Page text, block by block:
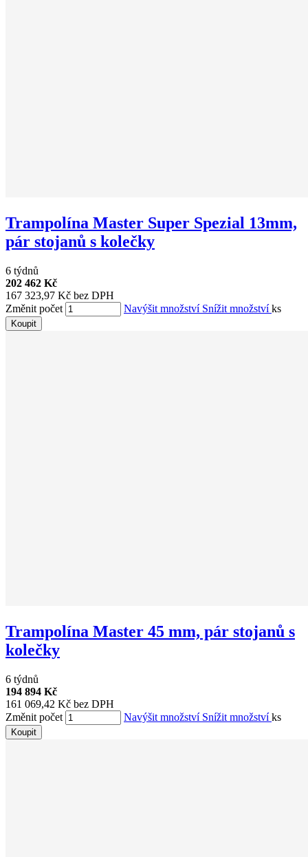
Trampolína Master Super Spezial 13mm,
pár stojanů s kolečky
6 týdnů
202 462 Kč
167 323,97 Kč bez DPH
Změnit počet
Navýšit množství Snížit množstvíks
Koupit
Trampolína Master 45 mm, pár stojanů s
kolečky
6 týdnů
194 894 Kč
161 069,42 Kč bez DPH
Změnit počet
Navýšit množství Snížit množstvíks
Koupit